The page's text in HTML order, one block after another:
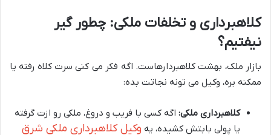
کلاهبرداری و تخلفات ملکی: چطور گیر
نیفتیم؟
بازار ملک، بهشت کلاهبردارهاست. اگه فکر می کنی سرت کلاه رفته یا
ممکنه بره، وکیل می تونه نجاتت بده:
کلاهبرداری ملکی: اگه کسی با فریب و دروغ، ملکی رو ازت گرفته
یا پولی بابتش کشیده، یه وکیل کلاهبرداری ملکی شرق